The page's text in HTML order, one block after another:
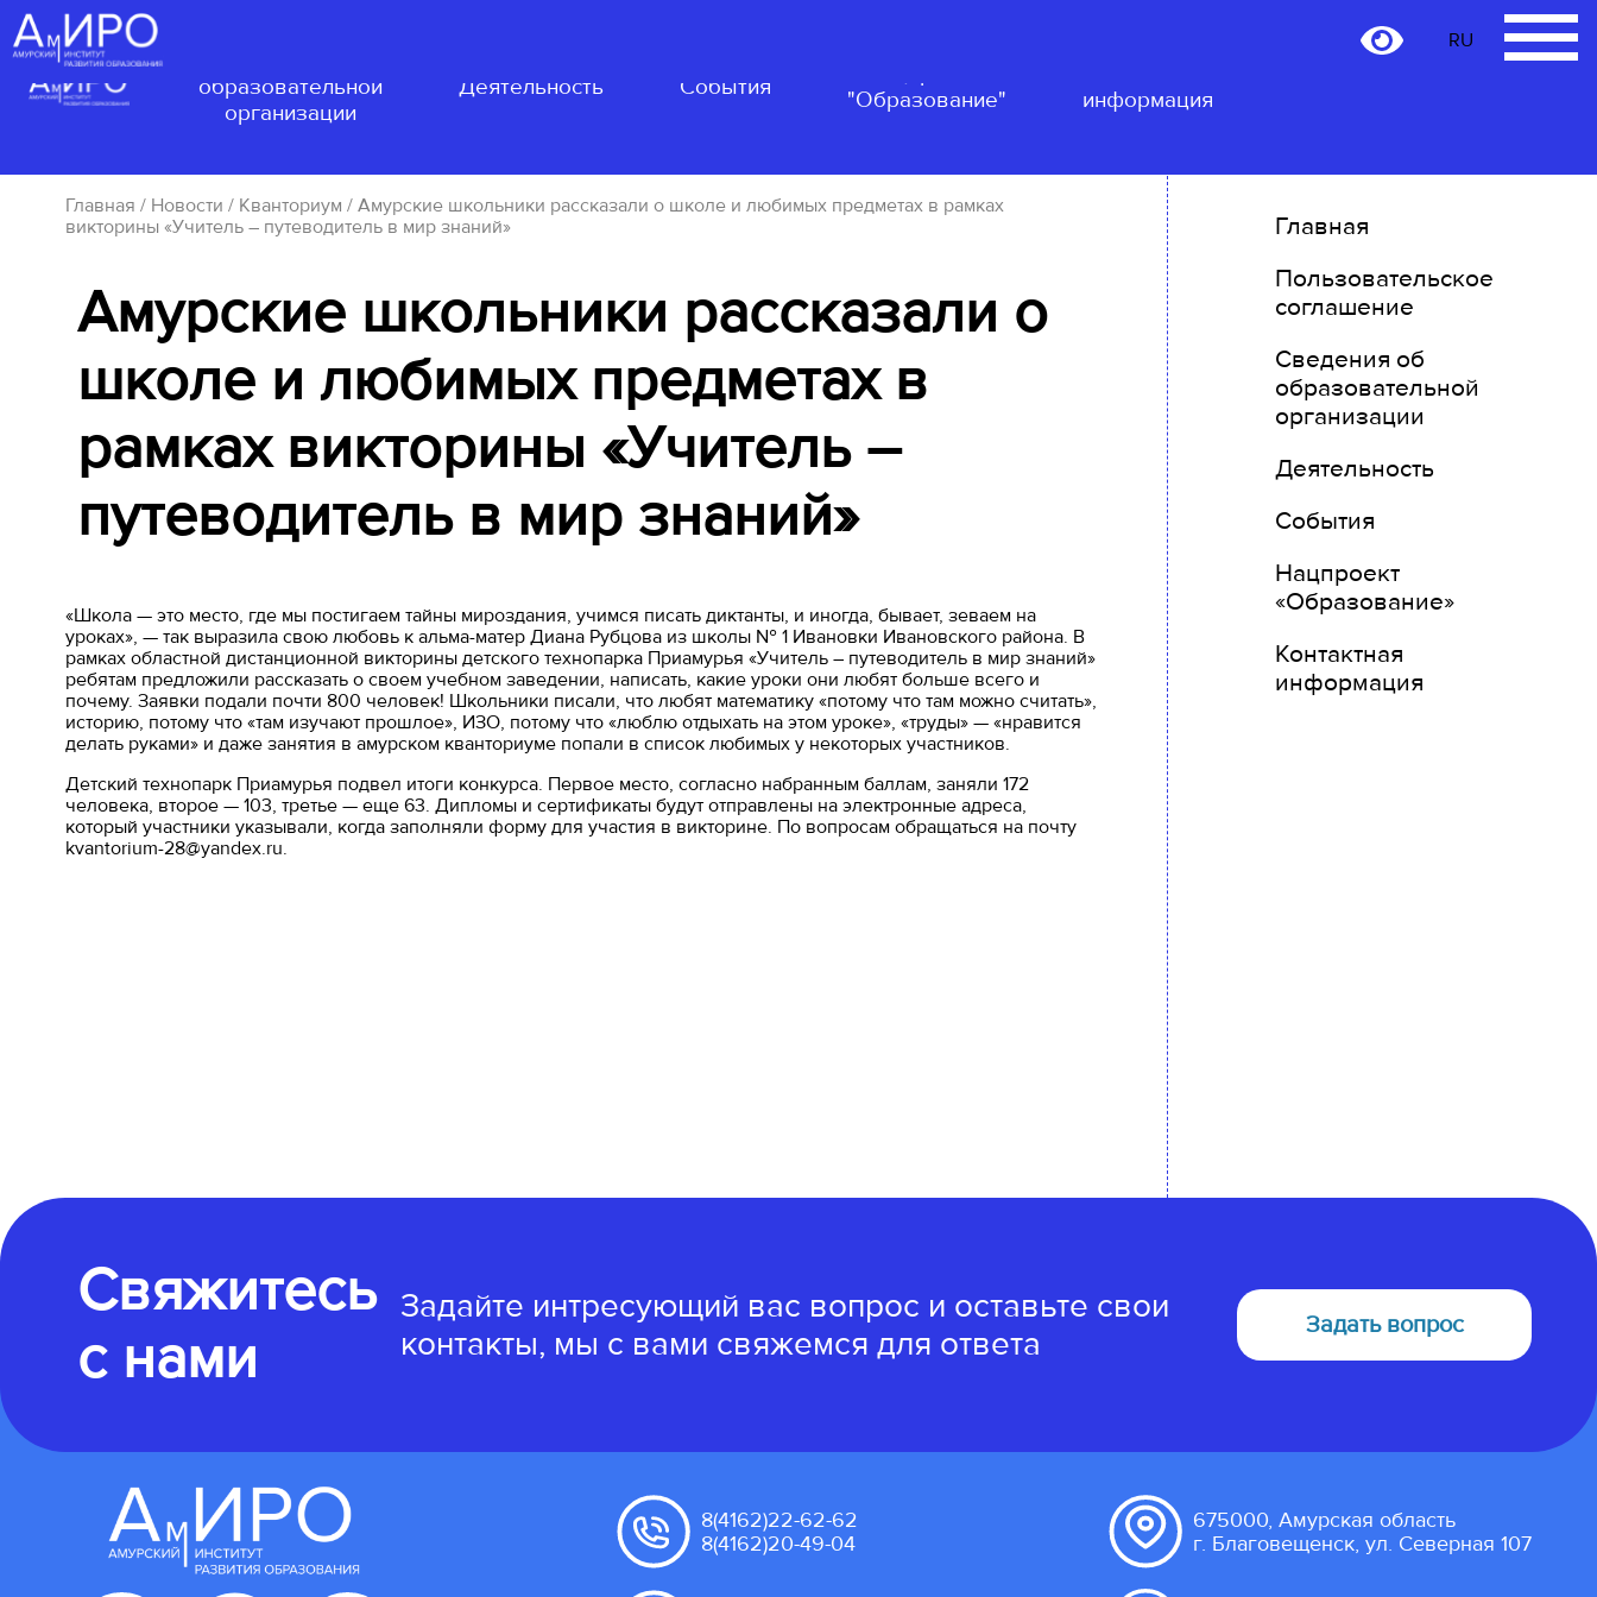
образовательной
организации
Деятельность События
"Образование"
информация
RU
Главная / Новости / Кванториум / Амурские школьники рассказали о школе и любимых предметах в рамках
викторины «Учитель – путеводитель в мир знаний»
Амурские школьники рассказали о
школе и любимых предметах в
рамках викторины «Учитель –
путеводитель в мир знаний»
«Школа — это место, где мы постигаем тайны мироздания, учимся писать диктанты, и иногда, бывает, зеваем на
уроках», — так выразила свою любовь к альма-матер Диана Рубцова из школы № 1 Ивановки Ивановского района. В
рамках областной дистанционной викторины детского технопарка Приамурья «Учитель – путеводитель в мир знаний»
ребятам предложили рассказать о своем учебном заведении, написать, какие уроки они любят больше всего и
почему. Заявки подали почти 800 человек! Школьники писали, что любят математику «потому что там можно считать»,
историю, потому что «там изучают прошлое», ИЗО, потому что «люблю отдыхать на этом уроке», «труды» — «нравится
делать руками» и даже занятия в амурском кванториуме попали в список любимых у некоторых участников.
Детский технопарк Приамурья подвел итоги конкурса. Первое место, согласно набранным баллам, заняли 172
человека, второе — 103, третье — еще 63. Дипломы и сертификаты будут отправлены на электронные адреса,
который участники указывали, когда заполняли форму для участия в викторине. По вопросам обращаться на почту
kvantorium-28@yandex.ru.
Главная
Пользовательское
соглашение
Сведения об
образовательной
организации
Деятельность
События
Нацпроект
«Образование»
Контактная
информация
Свяжитесь
с нами
Задайте интресующий вас вопрос и оставьте свои
контакты, мы с вами свяжемся для ответа
Задать вопрос
8(4162)22-62-62
8(4162)20-49-04
675000, Амурская область
г. Благовещенск, ул. Северная 107